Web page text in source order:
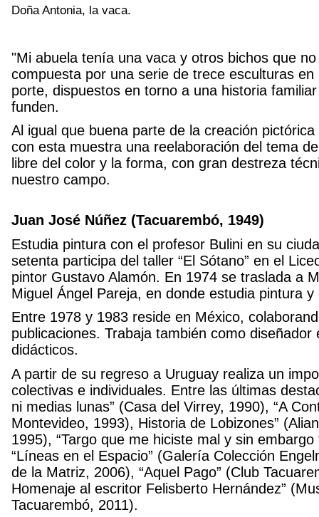
Doña Antonia, la vaca.
"Mi abuela tenía una vaca y otros bichos que
compuesta por una serie de trece esculturas
porte, dispuestos en torno a una historia
funden.
Al igual que buena parte de la creación
con esta muestra una reelaboración del tema
libre del color y la forma, con gran destreza
nuestro campo.
Juan José Núñez (Tacuarembó, 1949)
Estudia pintura con el profesor Bulini en su
setenta participa del taller “El Sótano” en el
pintor Gustavo Alamón. En 1974 se traslada a
Miguel Ángel Pareja, en donde estudia pintura y
Entre 1978 y 1983 reside en México,
publicaciones. Trabaja también como
didácticos.
A partir de su regreso a Uruguay realiza un
colectivas e individuales. Entre las últimas
ni medias lunas” (Casa del Virrey, 1990), “A
Montevideo, 1993), Historia de Lobizones”
1995), “Targo que me hiciste mal y sin
“Líneas en el Espacio” (Galería Colección
de la Matriz, 2006), “Aquel Pago” (Club
Homenaje al escritor Felisberto Hernández”
Tacuarembó, 2011).